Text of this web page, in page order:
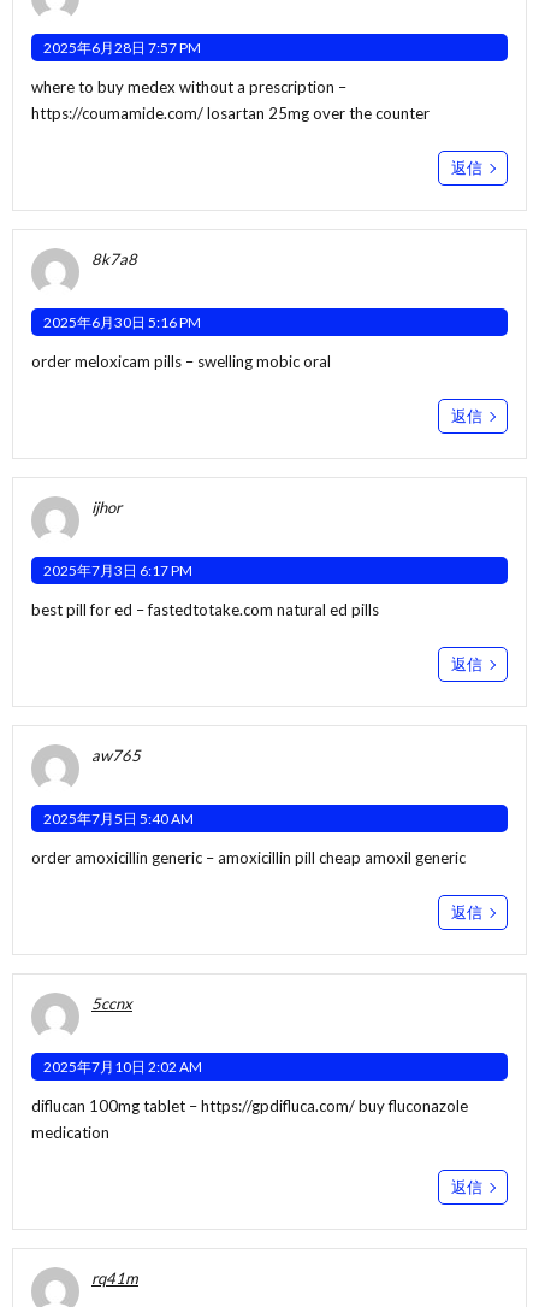
2025年6月28日 7:57 PM
where to buy medex without a prescription –
https://coumamide.com/losartan 25mg over the counter
返信
8k7a8
2025年6月30日 5:16 PM
order meloxicam pills – swellingmobic oral
返信
ijhor
2025年7月3日 6:17 PM
best pill for ed –fastedtotake.com natural ed pills
返信
aw765
2025年7月5日 5:40 AM
order amoxicillin generic –amoxicillin pill cheap amoxil generic
返信
5ccnx
2025年7月10日 2:02 AM
diflucan 100mg tablet –https://gpdifluca.com/buy fluconazole
medication
返信
rq41m